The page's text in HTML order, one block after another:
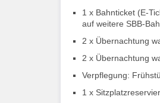
1 x Bahnticket (E-
auf weitere SBB-
2 x Übernachtung
2 x Übernachtung
Verpflegung:
1 x